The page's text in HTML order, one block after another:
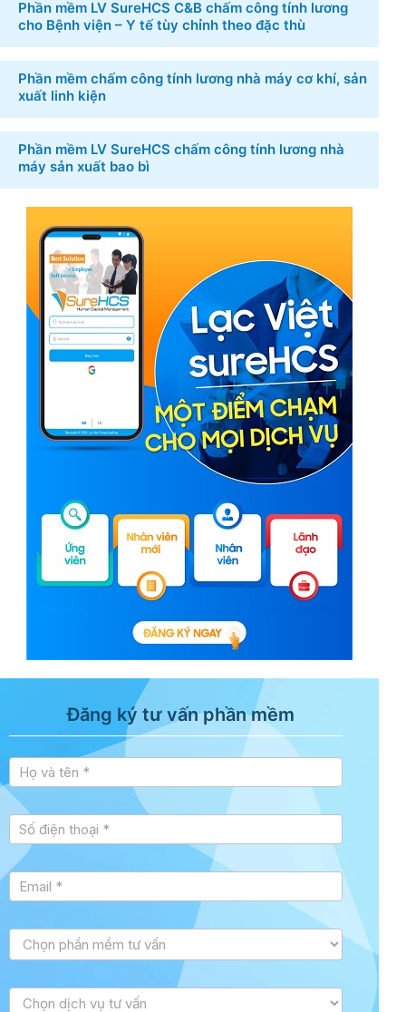
Phần mềm LV SureHCS C&B chấm công tính lương
cho Bệnh viện – Y tế tùy chỉnh theo đặc thù
Phần mềm chấm công tính lương nhà máy cơ khí, sản
xuất linh kiện
Phần mềm LV SureHCS chấm công tính lương nhà
máy sản xuất bao bì
Đăng ký tư vấn phần mềm
sidebar